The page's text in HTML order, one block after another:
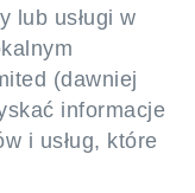
lub usługi w
(dawniej
informacje
i usług, które